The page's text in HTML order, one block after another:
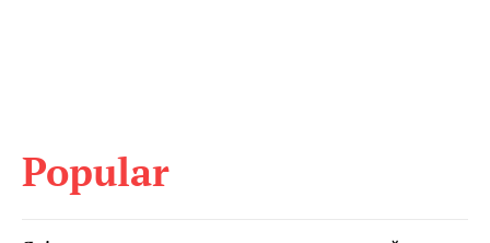
Popular